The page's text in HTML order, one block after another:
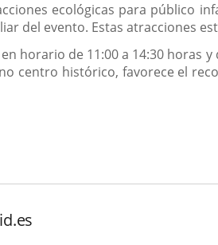
ecológicas para público
del evento. Estas atracciones
horario de 11:00 a 14:30 horas
centro histórico, favorece el